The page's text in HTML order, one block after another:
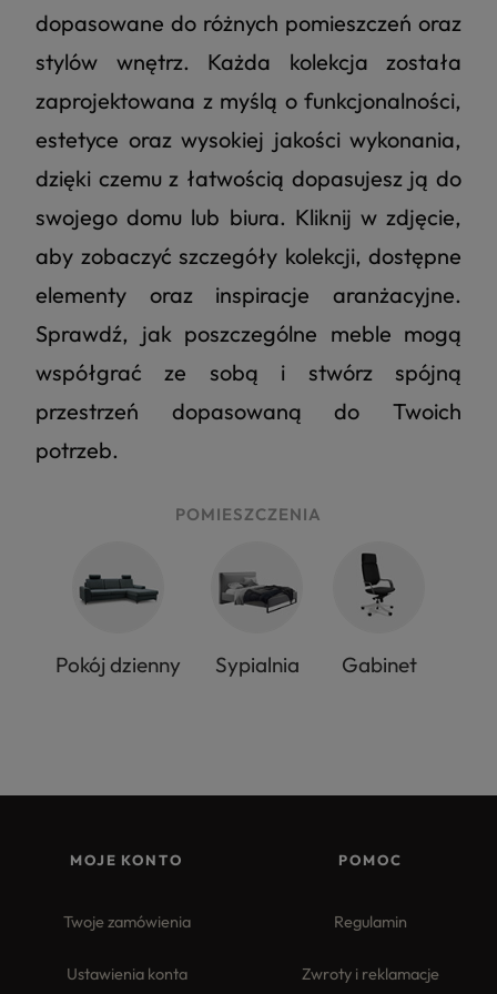
dopasowane do różnych pomieszczeń oraz
stylów wnętrz. Każda kolekcja została
zaprojektowana z myślą o funkcjonalności,
estetyce oraz wysokiej jakości wykonania,
dzięki czemu z łatwością dopasujesz ją do
swojego domu lub biura. Kliknij w zdjęcie,
aby zobaczyć szczegóły kolekcji, dostępne
elementy oraz inspiracje aranżacyjne.
Sprawdź, jak poszczególne meble mogą
współgrać ze sobą i stwórz spójną
przestrzeń dopasowaną do Twoich
potrzeb.
POMIESZCZENIA
Pokój dzienny Sypialnia Gabinet
MOJE KONTO
Twoje zamówienia
Ustawienia konta
POMOC
Regulamin
Zwroty i reklamacje